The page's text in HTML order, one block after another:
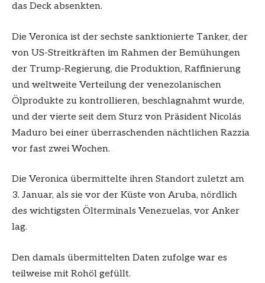
das Deck absenkten.
Die Veronica ist der sechste sanktionierte Tanker, der
von US-Streitkräften im Rahmen der Bemühungen
der Trump-Regierung, die Produktion, Raffinierung
und weltweite Verteilung der venezolanischen
Ölprodukte zu kontrollieren, beschlagnahmt wurde,
und der vierte seit dem Sturz von Präsident Nicolás
Maduro bei einer überraschenden nächtlichen Razzia
vor fast zwei Wochen.
Die Veronica übermittelte ihren Standort zuletzt am
3. Januar, als sie vor der Küste von Aruba, nördlich
des wichtigsten Ölterminals Venezuelas, vor Anker
lag.
Den damals übermittelten Daten zufolge war es
teilweise mit Rohöl gefüllt.